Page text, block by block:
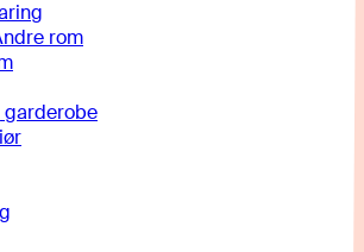
rom
garderobe